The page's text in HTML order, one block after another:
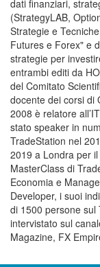
dati finanziari,
(StrategyLAB,
Strategie e
Futures e Forex" e
strategie per
entrambi editi da
del Comitato
docente dei corsi di
2008 è relatore
stato speaker in
TradeStation nel
2019 a Londra per
MasterClass di
Economia e
Developer, i suoi
di 1500 persone sul
intervistato sul
Magazine, FX